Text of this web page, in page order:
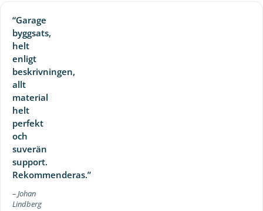
“Garage
byggsats,
helt
enligt
beskrivningen,
allt
material
helt
perfekt
och
suverän
support.
Rekommenderas.”
– Johan
Lindberg